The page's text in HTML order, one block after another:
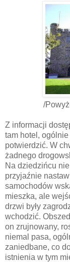
/
Z informacji
tam hotel,
potwierdzić. W
żadnego
Na dziedzińcu
przyjaźnie
samochodów
mieszka, ale
drzwi były
wchodzić.
on zrujnowany,
niemal pasa,
zaniedbane, co
istnienia w tym